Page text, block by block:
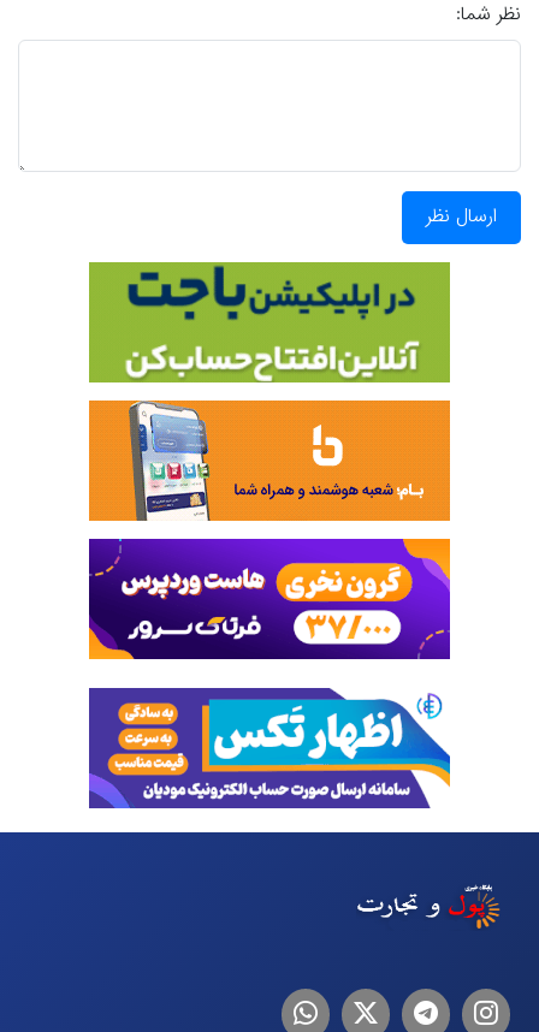
نظر شما:
ارسال نظر
اینستاگرام
تلگرام توییترلینکدین